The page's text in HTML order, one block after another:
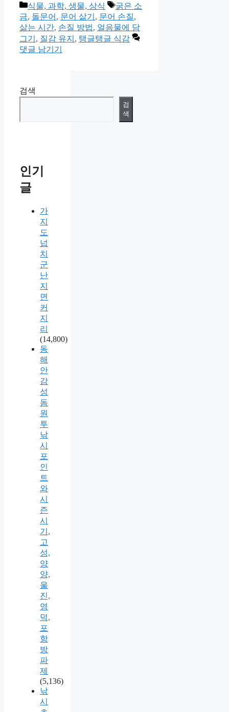
카
테
고
리
식물, 과학, 생물, 상식
태
그
굵은 소
금, 돌문어 , 문어 삶기 , 문어 손질,
삶는 시간, 손질 방법, 얼음물에 담
그기 , 질감 유지 , 탱글탱글 식감
댓글 남기기
검색
검
색
인기
글
가
지
도
넙
치
군
난
지
면
커
지
리
(14,800)
동
해
안
감
성
돔
원
투
낚
시
포
인
트
와
시
즌
시
기,
고
성,
양
양,
울
진,
영
덕,
포
항
방
파
제
(5,136)
낚
시